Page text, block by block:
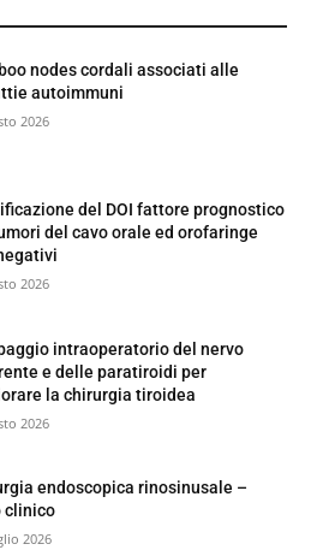
nodes cordali associati alle
autoimmuni
2026
del DOI fattore prognostico
del cavo orale ed orofaringe
2026
intraoperatorio del nervo
e delle paratiroidi per
la chirurgia tiroidea
2026
endoscopica rinosinusale –
clinico
2026